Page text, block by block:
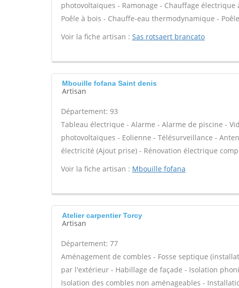
photovoltaïques - Ramonage - Chauffage
Poêle à bois - Chauffe-eau thermodynamique -
Voir la fiche artisan : Sas rotsaert brancato
Mbouille fofana Saint denis
Artisan
Département: 93
Tableau électrique - Alarme - Alarme de piscine -
photovoltaïques - Eolienne - Télésurveillance -
électricité (Ajout prise) - Rénovation électrique
Voir la fiche artisan : Mbouille fofana
Atelier carpentier Torcy
Artisan
Département: 77
Aménagement de combles - Fosse septique
par l'extérieur - Habillage de façade - Isolation
Isolation des combles non aménageables -